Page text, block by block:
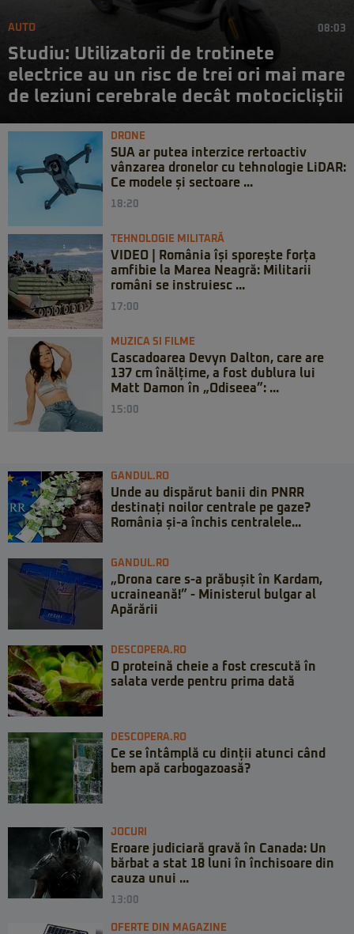
AUTO 08:03
Studiu: Utilizatorii de trotinete
electrice au un risc de trei ori mai mare
de leziuni cerebrale decât motocicliștii
DRONE
SUA ar putea interzice rertoactiv
vânzarea dronelor cu tehnologie LiDAR:
Ce modele și sectoare ...
18:20
TEHNOLOGIE MILITARĂ
VIDEO | România își sporește forța
amfibie la Marea Neagră: Militarii
români se instruiesc ...
17:00
MUZICA SI FILME
Cascadoarea Devyn Dalton, care are
137 cm înălțime, a fost dublura lui
Matt Damon în „Odiseea”: ...
15:00
GANDUL.RO
Unde au dispărut banii din PNRR
destinați noilor centrale pe gaze?
România și-a închis centralele...
GANDUL.RO
„Drona care s-a prăbușit în Kardam,
ucraineană!” - Ministerul bulgar al
Apărării
DESCOPERA.RO
O proteină cheie a fost crescută în
salata verde pentru prima dată
DESCOPERA.RO
Ce se întâmplă cu dinții atunci când
bem apă carbogazoasă?
JOCURI
Eroare judiciară gravă în Canada: Un
bărbat a stat 18 luni în închisoare din
cauza unui ...
13:00
OFERTE DIN MAGAZINE